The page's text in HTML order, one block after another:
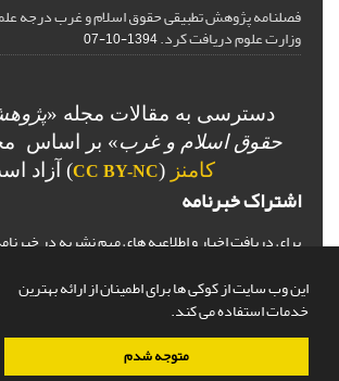
این وب سایت از کوکی ها برای اطمینان از ارائه بهترین
خدمات استفاده می کند.
متوجه شدم
فصلنامه پژوهش تطبیقی حقوق اسلام و غرب درجه
وزارت علوم دریافت کرد.1394-10-07
دسترسی به مقالات مجله «
حقوق اسلام و غرب» بر اساس
کامنز (
CC BY-NC) آزاد
اشتراک خبرنامه
برای دریافت اخبار و اطلاعیه های مهم نشریه در